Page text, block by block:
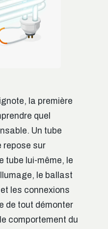
la première
quel
Un tube
repose sur
tube lui-même, le
le ballast
les connexions
de tout démonter
comportement du